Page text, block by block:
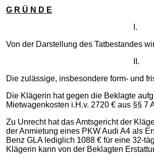
G R Ü N D E
I.
Von der Darstellung des Tatbestandes
II.
Die zulässige, insbesondere form- und
Die Klägerin hat gegen die Beklagte
Mietwagenkosten i.H.v. 2720 € aus §§ 7
Zu Unrecht hat das Amtsgericht der
der Anmietung eines PKW Audi A4 als
Benz GLA lediglich 1088 € für eine 32-
Klägerin kann von der Beklagten